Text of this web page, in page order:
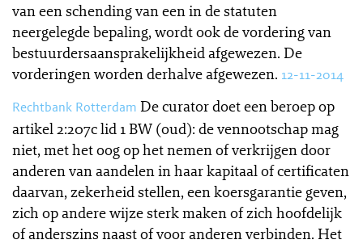
van een schending van een in de statuten
neergelegde bepaling, wordt ook de vordering van
bestuurdersaansprakelijkheid afgewezen. De
vorderingen worden derhalve afgewezen. 12-11-2014
Rechtbank Rotterdam De curator doet een beroep op
artikel 2:207c lid 1 BW (oud): de vennootschap mag
niet, met het oog op het nemen of verkrijgen door
anderen van aandelen in haar kapitaal of certificaten
daarvan, zekerheid stellen, een koersgarantie geven,
zich op andere wijze sterk maken of zich hoofdelijk
of anderszins naast of voor anderen verbinden. Het